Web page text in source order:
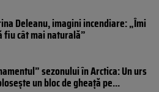
Deleanu, imagini incendiare: „Îmi
fiu cât mai naturală”
sezonului în Arctica: Un urs
un bloc de gheață pe...